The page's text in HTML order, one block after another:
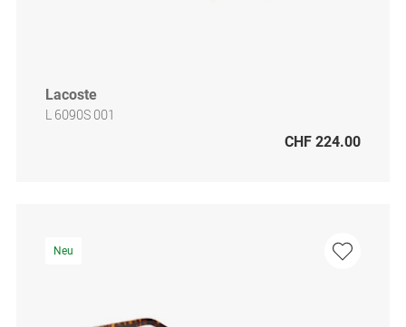
Lacoste
L 6090S 001
CHF 224.00
Neu